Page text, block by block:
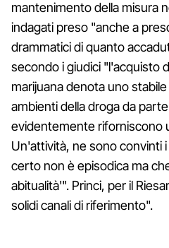
mantenimento della misura
indagati preso "anche a
drammatici di quanto
secondo i giudici "l'acquisto
marijuana denota uno
ambienti della droga da
evidentemente riforniscono
Un'attività, ne sono convinti
certo non è episodica ma
abitualità'". Princi, per il
solidi canali di riferimento".